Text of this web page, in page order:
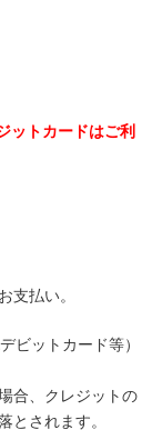
ットカードはご利
支払い。
ビットカード等）
合、クレジットの
とされます。